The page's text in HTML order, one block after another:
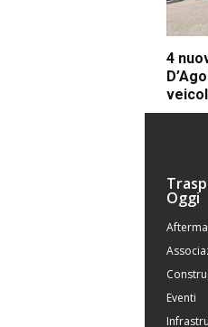
4
Oggi
Eventi